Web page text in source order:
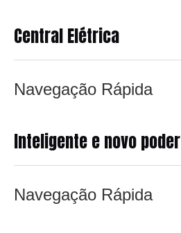
Central Elétrica
Navegação Rápida
Inteligente e novo poder
Navegação Rápida